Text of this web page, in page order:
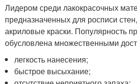
Лидером среди лакокрасочных
предназначенных для росписи
акриловые краски. Популярность
обусловлена множественными
легкость нанесения;
быстрое высыхание;